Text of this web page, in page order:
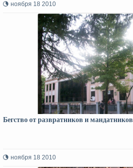
ноября 18 2010
Бегство от развратников и мандатников
ноября 18 2010